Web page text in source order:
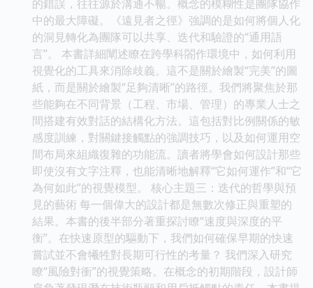
的錯誤，往往源於溝通不暢。概念的模糊性是團隊協作
中的最大障礙。《遠見者之徑》強調的是如何將個人化
的洞見轉化為團隊可以共享、迭代和驗證的“通用語
言”。 本書詳細闡述瞭在跨學科閤作環境中，如何利用
視覺化的工具來消除歧義。這不是關於繪製“完美”的圖
紙，而是關於繪製“足夠清晰”的路徑。我們將聚焦於那
些能夠在不同背景（工程、市場、管理）的專業人士之
間搭建有效對話的結構化方法。這包括對比例關係的敏
感度訓練，對關鍵接觸點的強調技巧，以及如何運用空
間布局來組織復雜的功能流。讀者將學會如何設計那些
即使沒有文字注釋，也能清晰地解釋“它如何運作”和“它
為何如此”的視覺模型。 核心主題三：迭代的哲學與預
見的藝術 每一個偉大的設計都是無數次修正與重塑的
結果。本書的後半部分著重探討瞭“速度與深度的平
衡”。在快速原型的驅動下，我們如何確保早期的快速
嘗試並不會犧牲對長期可行性的考量？ 我們深入研究
瞭“風險對衝”的視覺策略。在概念的初期階段，設計師